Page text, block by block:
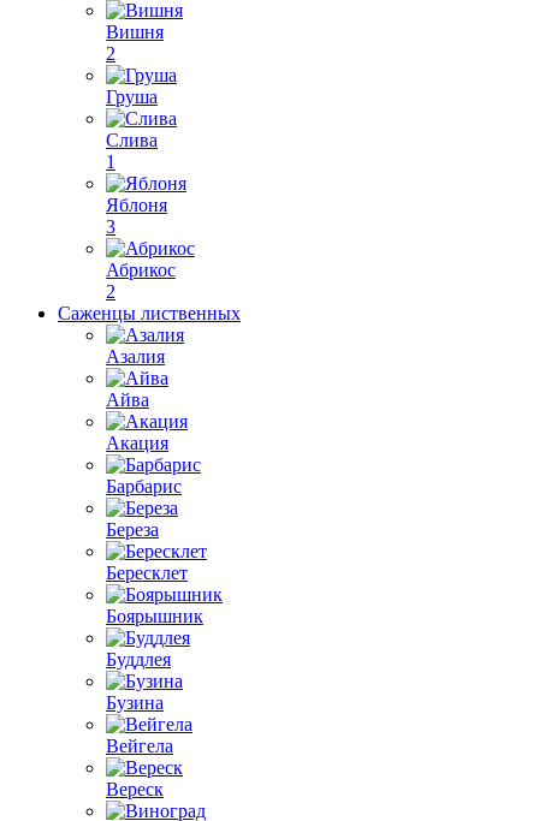
Вишня
2
Груша
Слива
1
Яблоня
3
Абрикос
2
Саженцы лиственных
Азалия
Айва
Акация
Барбарис
Береза
Бересклет
Боярышник
Буддлея
Бузина
Вейгела
Вереск